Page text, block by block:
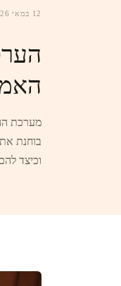
12 במאי 2026
בוחנת
וכיצד